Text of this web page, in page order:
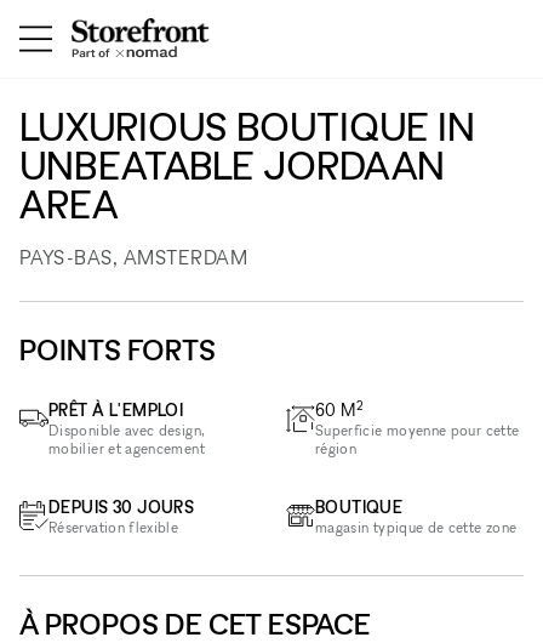
LUXURIOUS BOUTIQUE IN
UNBEATABLE JORDAAN
AREA
PAYS-BAS, AMSTERDAM
POINTS FORTS
PRÊT À L'EMPLOI
Disponible avec design,
mobilier et agencement
DEPUIS 30 JOURS
Réservation flexible
60 M2
Superficie moyenne pour cette
région
BOUTIQUE
magasin typique de cette zone
À PROPOS DE CET ESPACE